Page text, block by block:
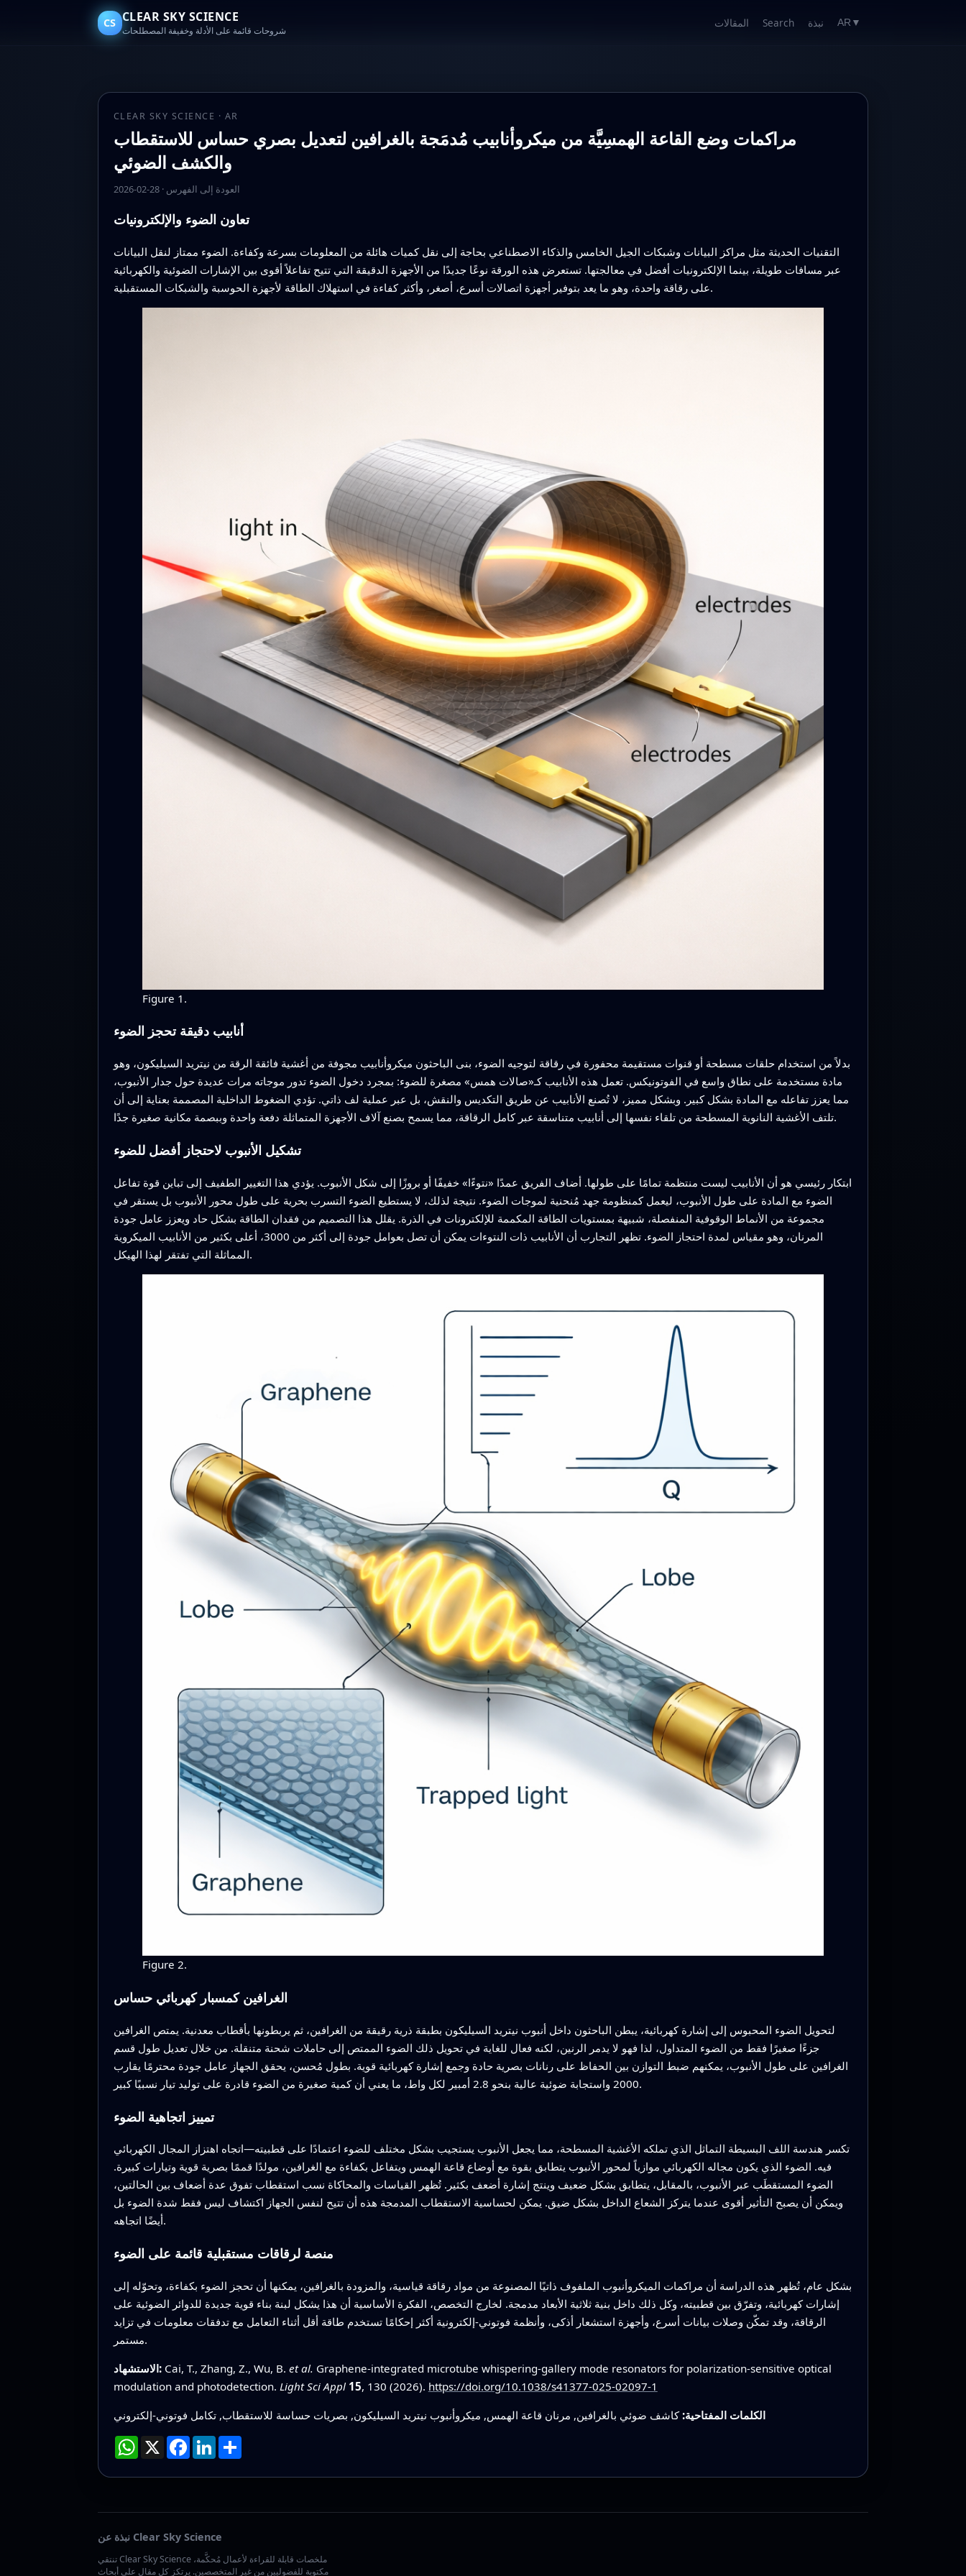
CS CLEAR SKY SCIENCE
شروحات قائمة على الأدلة وخفيفة المصطلحات
المقالات Search نبذة AR ▼
CLEAR SKY SCIENCE · AR
مراكمات وضع القاعة الهمسِيَّة من ميكروأنابيب مُدمَجة بالغرافين لتعديل بصري حساس للاستقطاب
والكشف الضوئي
2026-02-28· العودة إلى الفهرس
تعاون الضوء والإلكترونيات
التقنيات الحديثة مثل مراكز البيانات وشبكات الجيل الخامس والذكاء الاصطناعي بحاجة إلى نقل كميات هائلة من المعلومات بسرعة وكفاءة. الضوء ممتاز لنقل البيانات
عبر مسافات طويلة، بينما الإلكترونيات أفضل في معالجتها. تستعرض هذه الورقة نوعًا جديدًا من الأجهزة الدقيقة التي تتيح تفاعلاً أقوى بين الإشارات الضوئية والكهربائية
على رقاقة واحدة، وهو ما يعد بتوفير أجهزة اتصالات أسرع، أصغر، وأكثر كفاءة في استهلاك الطاقة لأجهزة الحوسبة والشبكات المستقبلية.
Figure 1.
أنابيب دقيقة تحجز الضوء
بدلاً من استخدام حلقات مسطحة أو قنوات مستقيمة محفورة في رقاقة لتوجيه الضوء، بنى الباحثون ميكروأنابيب مجوفة من أغشية فائقة الرقة من نيتريد السيليكون، وهو
مادة مستخدمة على نطاق واسع في الفوتونيكس. تعمل هذه الأنابيب كـ«صالات همس» مصغرة للضوء: بمجرد دخول الضوء تدور موجاته مرات عديدة حول جدار الأنبوب،
مما يعزز تفاعله مع المادة بشكل كبير. وبشكل مميز، لا تُصنع الأنابيب عن طريق التكديس والنقش، بل عبر عملية لف ذاتي. تؤدي الضغوط الداخلية المصممة بعناية إلى أن
تلتف الأغشية النانوية المسطحة من تلقاء نفسها إلى أنابيب متناسقة عبر كامل الرقاقة، مما يسمح بصنع آلاف الأجهزة المتماثلة دفعة واحدة وببصمة مكانية صغيرة جدًا.
تشكيل الأنبوب لاحتجاز أفضل للضوء
ابتكار رئيسي هو أن الأنابيب ليست منتظمة تمامًا على طولها. أضاف الفريق عمدًا «نتوءًا» خفيفًا أو بروزًا إلى شكل الأنبوب. يؤدي هذا التغيير الطفيف إلى تباين قوة تفاعل
الضوء مع المادة على طول الأنبوب، ليعمل كمنظومة جهد مُنحنية لموجات الضوء. نتيجة لذلك، لا يستطيع الضوء التسرب بحرية على طول محور الأنبوب بل يستقر في
مجموعة من الأنماط الوقوفية المنفصلة، شبيهة بمستويات الطاقة المكممة للإلكترونات في الذرة. يقلل هذا التصميم من فقدان الطاقة بشكل حاد ويعزز عامل جودة
المرنان، وهو مقياس لمدة احتجاز الضوء. تظهر التجارب أن الأنابيب ذات النتوءات يمكن أن تصل بعوامل جودة إلى أكثر من 3000، أعلى بكثير من الأنابيب الميكروية
المماثلة التي تفتقر لهذا الهيكل.
Figure 2.
الغرافين كمسبار كهربائي حساس
لتحويل الضوء المحبوس إلى إشارة كهربائية، يبطن الباحثون داخل أنبوب نيتريد السيليكون بطبقة ذرية رقيقة من الغرافين، ثم يربطونها بأقطاب معدنية. يمتص الغرافين
جزءًا صغيرًا فقط من الضوء المتداول، لذا فهو لا يدمر الرنين، لكنه فعال للغاية في تحويل ذلك الضوء الممتص إلى حاملات شحنة متنقلة. من خلال تعديل طول قسم
الغرافين على طول الأنبوب، يمكنهم ضبط التوازن بين الحفاظ على رنانات بصرية حادة وجمع إشارة كهربائية قوية. بطول مُحسن، يحقق الجهاز عامل جودة محترمًا يقارب
2000 واستجابة ضوئية عالية بنحو 2.8 أمبير لكل واط، ما يعني أن كمية صغيرة من الضوء قادرة على توليد تيار نسبيًا كبير.
تمييز اتجاهية الضوء
تكسر هندسة اللف البسيطة التماثل الذي تملكه الأغشية المسطحة، مما يجعل الأنبوب يستجيب بشكل مختلف للضوء اعتمادًا على قطبيته—اتجاه اهتزاز المجال الكهربائي
فيه. الضوء الذي يكون مجاله الكهربائي موازياً لمحور الأنبوب يتطابق بقوة مع أوضاع قاعة الهمس ويتفاعل بكفاءة مع الغرافين، مولدًا قممًا بصرية قوية وتيارات كبيرة.
الضوء المستقطَب عبر الأنبوب، بالمقابل، يتطابق بشكل ضعيف وينتج إشارة أضعف بكثير. تُظهر القياسات والمحاكاة نسب استقطاب تفوق عدة أضعاف بين الحالتين،
ويمكن أن يصبح التأثير أقوى عندما يتركز الشعاع الداخل بشكل ضيق. يمكن لحساسية الاستقطاب المدمجة هذه أن تتيح لنفس الجهاز اكتشاف ليس فقط شدة الضوء بل
أيضًا اتجاهه.
منصة لرقاقات مستقبلية قائمة على الضوء
بشكل عام، تُظهر هذه الدراسة أن مراكمات الميكروأنبوب الملفوف ذاتيًا المصنوعة من مواد رقاقة قياسية، والمزودة بالغرافين، يمكنها أن تحجز الضوء بكفاءة، وتحوّله إلى
إشارات كهربائية، وتفرّق بين قطبيته، وكل ذلك داخل بنية ثلاثية الأبعاد مدمجة. لخارج التخصص، الفكرة الأساسية أن هذا يشكل لبنة بناء قوية جديدة للدوائر الضوئية على
الرقاقة، وقد تمكّن وصلات بيانات أسرع، وأجهزة استشعار أذكى، وأنظمة فوتوني‑إلكترونية أكثر إحكامًا تستخدم طاقة أقل أثناء التعامل مع تدفقات معلومات في تزايد
مستمر.
الاستشهاد: Cai, T., Zhang, Z., Wu, B. et al. Graphene-integrated microtube whispering-gallery mode resonators for polarization-sensitive optical
modulation and photodetection. Light Sci Appl 15, 130 (2026). https://doi.org/10.1038/s41377-025-02097-1
الكلمات المفتاحية:كاشف ضوئي بالغرافين, مرنان قاعة الهمس, ميكروأنبوب نيتريد السيليكون, بصريات حساسة للاستقطاب, تكامل فوتوني‑إلكتروني
WhatsApp
X Facebook
LinkedIn
انشر
نبذة عن Clear Sky Science
تنتقي Clear Sky Science ملخصات قابلة للقراءة لأعمال مُحكَّمة،
مكتوبة للفضوليين من غير المتخصصين. يرتكز كل مقال على أبحاث